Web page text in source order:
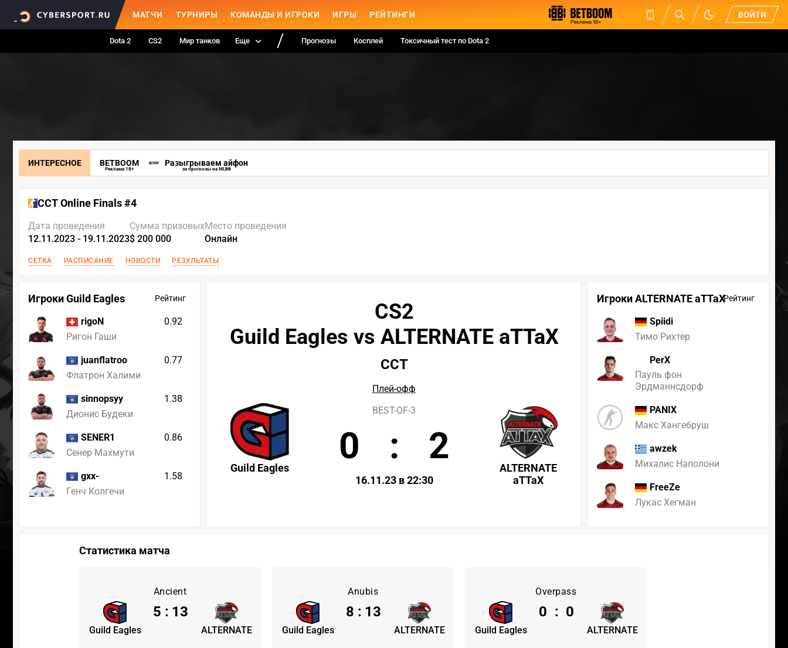
МАТЧИ ТУРНИРЫ КОМАНДЫ И ИГРОКИ ИГРЫ РЕЙТИНГИ ВОЙТИ
Dota 2 CS2 Мир танков Еще Прогнозы Косплей Токсичный тест по Dota 2
ИНТЕРЕСНОЕ BETBOOM
Реклама 18+
Разыгрываем айфон
за прогнозы на MLBB
CCT Online Finals #4
Дата проведения
12.11.2023 - 19.11.2023
Сумма призовых
$ 200 000
Место проведения
Онлайн
СЕТКА РАСПИСАНИЕ НОВОСТИ РЕЗУЛЬТАТЫ
Игроки Guild Eagles Рейтинг
rigoN
Ригон Гаши
0.92
juanflatroo
Флатрон Халими
0.77
sinnopsyy
Дионис Будеки
1.38
SENER1
Сенер Махмути
0.86
gxx-
Генч Колгечи
1.58
Игроки ALTERNATE aTTaXРейтинг
Spiidi
Тимо Рихтер
PerX
Пауль фон
Эрдманнсдорф
PANIX
Макс Хангебруш
awzek
Михалис Наполони
FreeZe
Лукас Хегман
CS2
Guild Eagles vs ALTERNATE aTTaX
CCT
Плей-офф
Guild Eagles
ALTERNATE
aTTaX
BEST-OF-3
0 : 2
16.11.23 в 22:30
Статистика матча
Ancient
Guild Eagles ALTERNATE
5 : 13
Anubis
Guild Eagles ALTERNATE
8 : 13
Overpass
Guild Eagles ALTERNATE
0 : 0